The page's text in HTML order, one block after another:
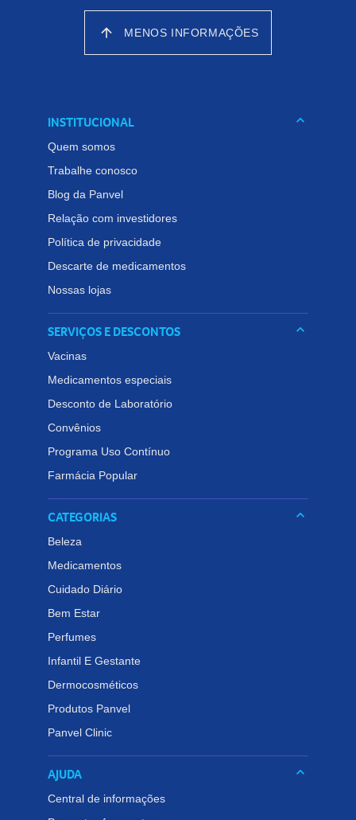
arrow_upward MENOS INFORMAÇÕES
INSTITUCIONAL keyboard_arrow_down
Quem somos
Trabalhe conosco
Blog da Panvel
Relação com investidores
Política de privacidade
Descarte de medicamentos
Nossas lojas
SERVIÇOS E DESCONTOS keyboard_arrow_down
Vacinas
Medicamentos especiais
Desconto de Laboratório
Convênios
Programa Uso Contínuo
Farmácia Popular
CATEGORIAS keyboard_arrow_down
Beleza
Medicamentos
Cuidado Diário
Bem Estar
Perfumes
Infantil E Gestante
Dermocosméticos
Produtos Panvel
Panvel Clinic
AJUDA keyboard_arrow_down
Central de informações